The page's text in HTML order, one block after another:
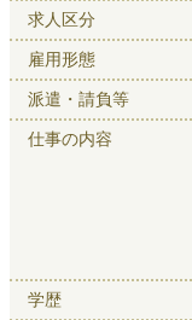
求人区分
雇用形態
派遣・請負等
仕事の内容
学歴